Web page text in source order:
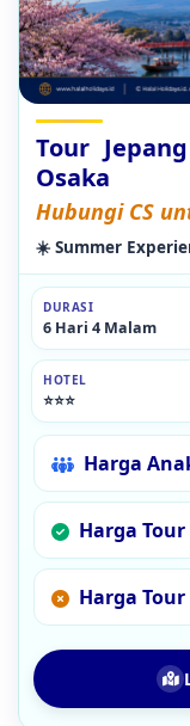
Tour
Osaka
Hubungi CS
☀️ Summer
DURASI
6 Hari 4 Malam
HOTEL
⭐⭐⭐
Harga
Harga
Harga